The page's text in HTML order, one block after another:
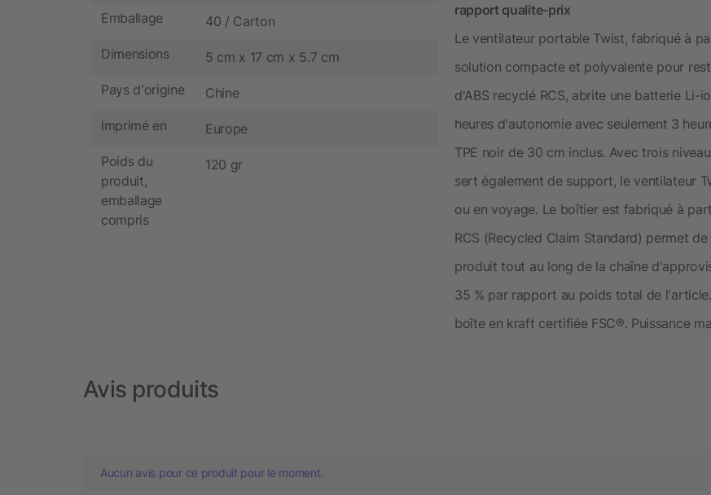
Emballage 40 / Carton
Dimensions 5 cm x 17 cm x 5.7 cm
Pays d'origine Chine
Imprimé en Europe
Poids du
produit,
emballage
compris
120 gr
rapport qualite-prix
Le ventilateur portable Twist, fabriqué à
solution compacte et polyvalente pour
d'ABS recyclé RCS, abrite une batterie
heures d'autonomie avec seulement 3
TPE noir de 30 cm inclus. Avec trois
sert également de support, le ventilateur
ou en voyage. Le boîtier est fabriqué à
RCS (Recycled Claim Standard) permet
produit tout au long de la chaîne
35 % par rapport au poids total de
boîte en kraft certifiée FSC®. Puissance
Avis produits
Aucun avis pour ce produit pour le moment.